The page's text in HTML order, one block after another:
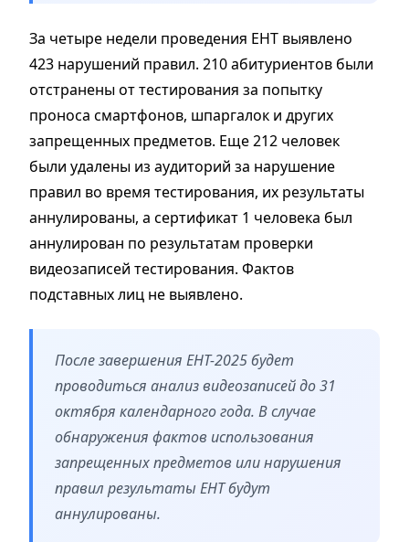
За четыре недели проведения ЕНТ выявлено
423 нарушений правил. 210 абитуриентов были
отстранены от тестирования за попытку
проноса смартфонов, шпаргалок и других
запрещенных предметов. Еще 212 человек
были удалены из аудиторий за нарушение
правил во время тестирования, их результаты
аннулированы, а сертификат 1 человека был
аннулирован по результатам проверки
видеозаписей тестирования. Фактов
подставных лиц не выявлено.
После завершения ЕНТ-2025 будет
проводиться анализ видеозаписей до 31
октября календарного года. В случае
обнаружения фактов использования
запрещенных предметов или нарушения
правил результаты ЕНТ будут
аннулированы.